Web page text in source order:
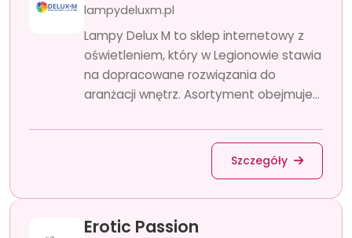
lampydeluxm.pl
Lampy Delux M to sklep internetowy z
oświetleniem, który w Legionowie stawia
na dopracowane rozwiązania do
aranżacji wnętrz. Asortyment obejmuje...
Szczegóły
Erotic Passion